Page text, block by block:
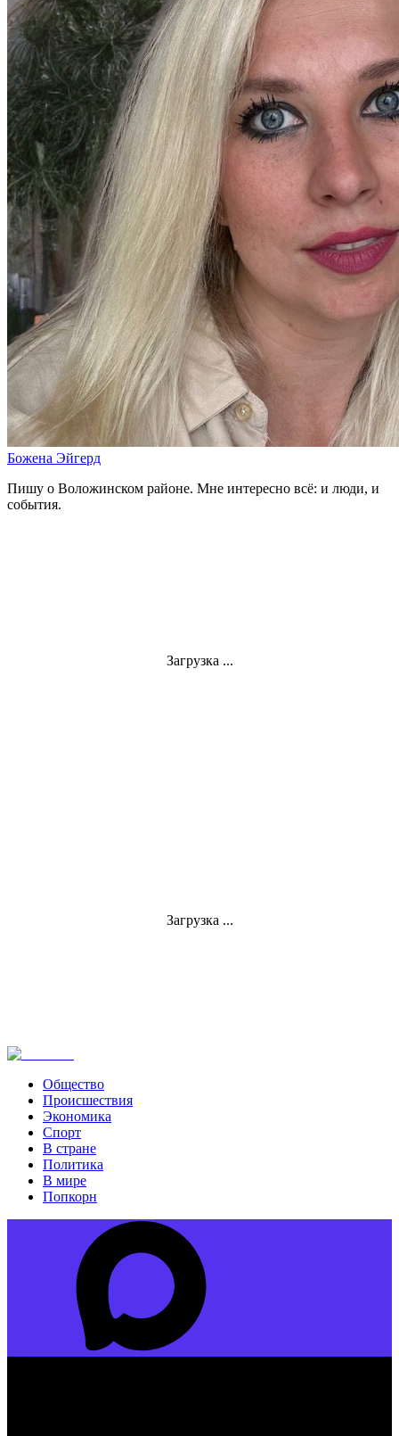
Божена Эйгерд
Пишу о Воложинском районе. Мне интересно всё: и люди, и
события.
Загрузка ...
Загрузка ...
Общество
Происшествия
Экономика
Спорт
В стране
Политика
В мире
Попкорн